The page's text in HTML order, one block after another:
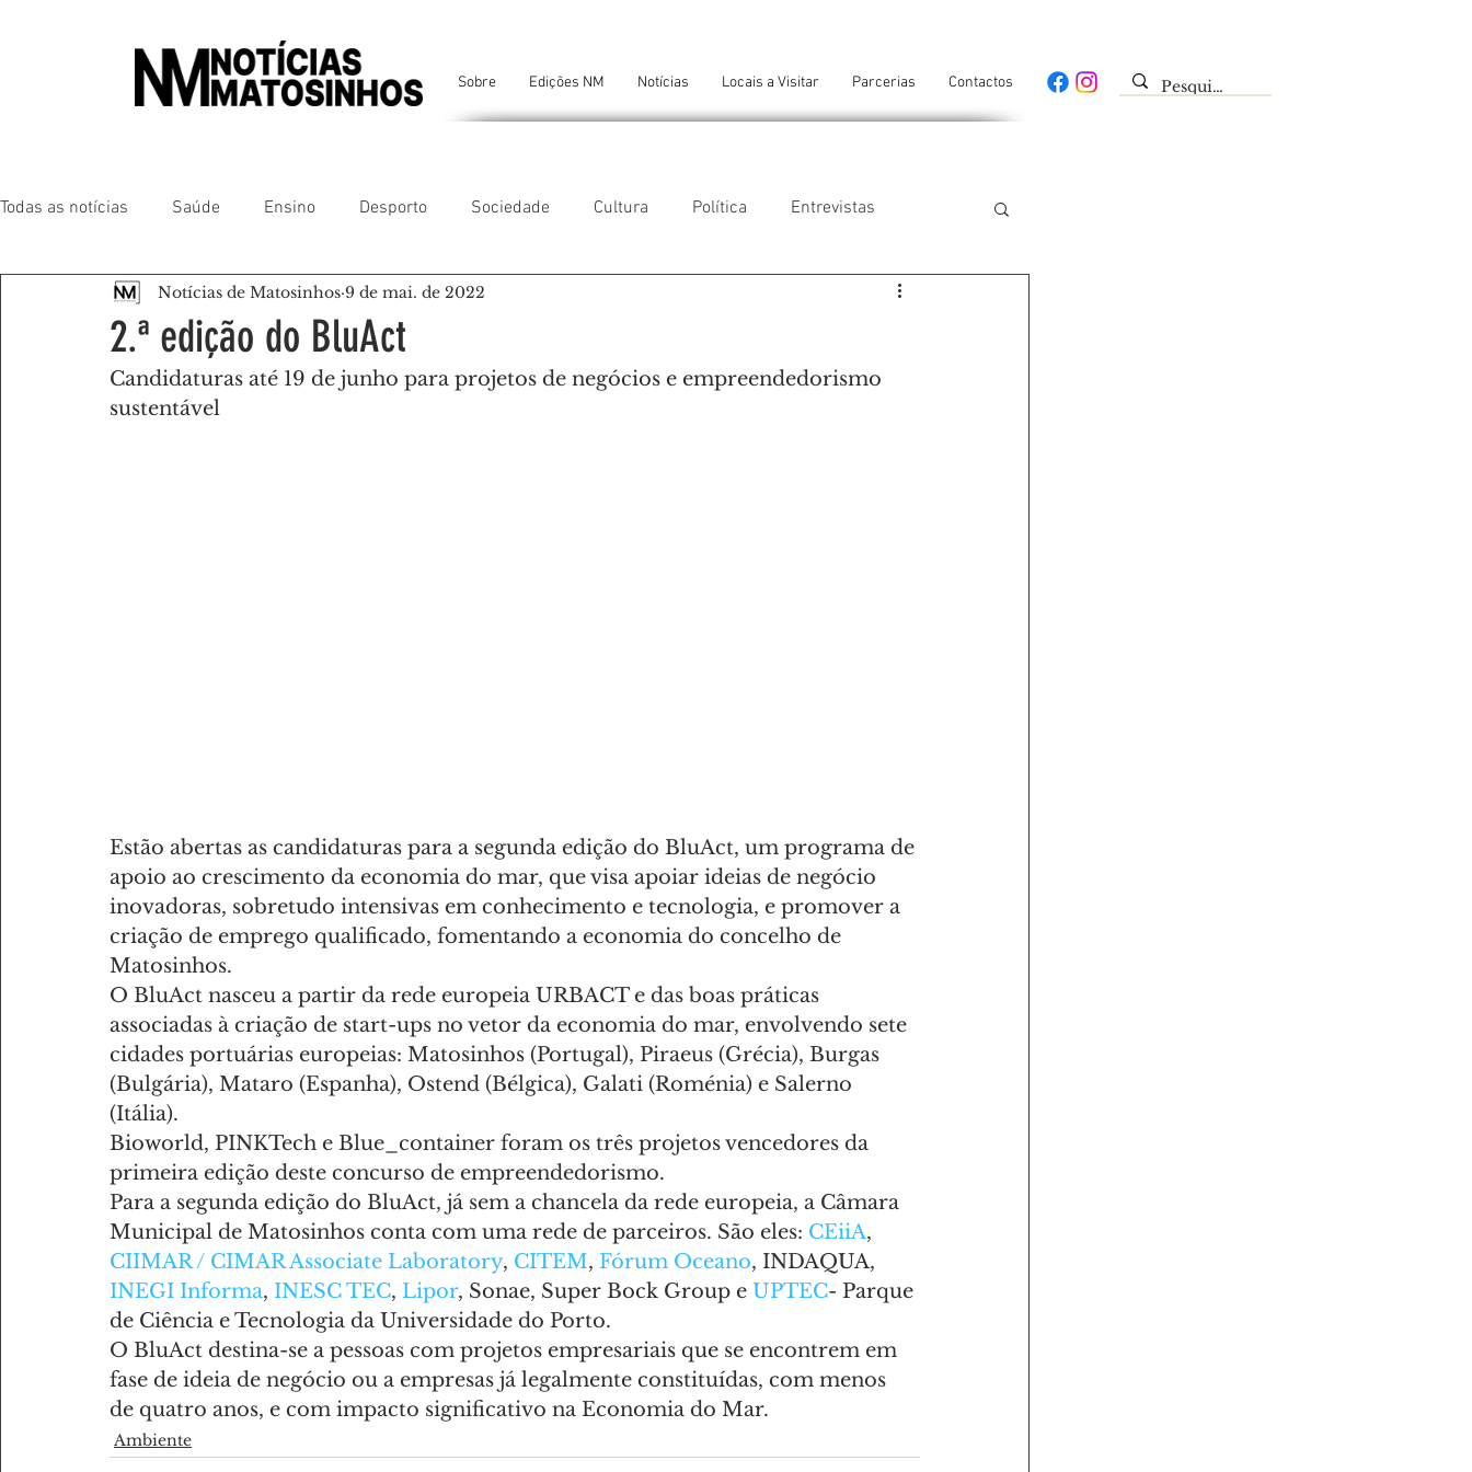
Sobre Edições NM Notícias Locais a Visitar Parcerias Contactos
Todas as notícias Saúde Ensino Desporto Sociedade Cultura Política Entrevistas
Matosinhos Leça da Palmeira Custóias Leça do Balio
São Mamede de Infesta Perafita Lavra Santa Cruz do Bispo Ambiente Tecnologia
2.ª edição do BluAct
Notícias de Matosinhos 9 de mai. de 2022
Candidaturas até 19 de junho para projetos de negócios e empreendedorismo
sustentável
Estão abertas as candidaturas para a segunda edição do BluAct, um programa de
apoio ao crescimento da economia do mar, que visa apoiar ideias de negócio
inovadoras, sobretudo intensivas em conhecimento e tecnologia, e promover a
criação de emprego qualificado, fomentando a economia do concelho de
Matosinhos.
O BluAct nasceu a partir da rede europeia URBACT e das boas práticas
associadas à criação de start-ups no vetor da economia do mar, envolvendo sete
cidades portuárias europeias: Matosinhos (Portugal), Piraeus (Grécia), Burgas
(Bulgária), Mataro (Espanha), Ostend (Bélgica), Galati (Roménia) e Salerno
(Itália).
Bioworld, PINKTech e Blue_container foram os três projetos vencedores da
primeira edição deste concurso de empreendedorismo.
Para a segunda edição do BluAct, já sem a chancela da rede europeia, a Câmara
Municipal de Matosinhos conta com uma rede de parceiros. São eles: CEiiA,
CIIMAR / CIMAR Associate Laboratory, CITEM, Fórum Oceano, INDAQUA,
INEGI Informa, INESC TEC, Lipor, Sonae, Super Bock Group e UPTEC- Parque
de Ciência e Tecnologia da Universidade do Porto.
O BluAct destina-se a pessoas com projetos empresariais que se encontrem em
fase de ideia de negócio ou a empresas já legalmente constituídas, com menos
de quatro anos, e com impacto significativo na Economia do Mar.
Ambiente